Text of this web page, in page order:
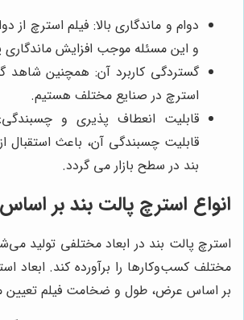
دوام و ماندگاری بالا: فیلم استرچ از
و این مسئله موجب افزایش
گستردگی کاربرد آن: همچنین شاهد
استرچ در صنایع مختلف هستیم.
قابلیت انعطاف پذیری و
قابلیت چسبندگی آن، باعث استقبال
بند در سطح بازار می گردد.
انواع استرچ پالت بند بر اساس
استرچ پالت بند در ابعاد مختلفی تولید
مختلف کسب‌وکارها را برآورده کند. ابعاد
بر اساس عرض، طول و ضخامت فیلم